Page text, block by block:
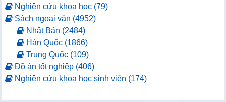
Nghiên cứu khoa học (79)
Sách ngoại văn (4952)
Nhật Bản (2484)
Hàn Quốc (1866)
Trung Quốc (109)
Đồ án tốt nghiệp (406)
Nghiên cứu khoa học sinh viên (174)